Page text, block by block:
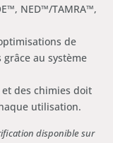
NED™/TAMRA™,
de
au système
des chimies doit
utilisation.
disponible sur